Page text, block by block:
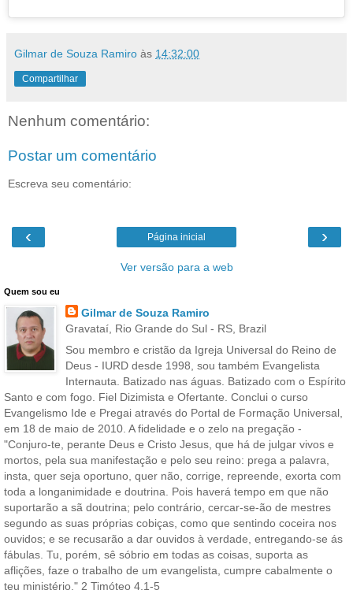
Gilmar de Souza Ramiro às 14:32:00
Compartilhar
Nenhum comentário:
Postar um comentário
Escreva seu comentário:
‹ ›
Página inicial
Ver versão para a web
Quem sou eu
Gilmar de Souza Ramiro
Gravataí, Rio Grande do Sul - RS, Brazil
Sou membro e cristão da Igreja Universal do Reino de
Deus - IURD desde 1998, sou também Evangelista
Internauta. Batizado nas águas. Batizado com o Espírito
Santo e com fogo. Fiel Dizimista e Ofertante. Conclui o curso
Evangelismo Ide e Pregai através do Portal de Formação Universal,
em 18 de maio de 2010. A fidelidade e o zelo na pregação -
"Conjuro-te, perante Deus e Cristo Jesus, que há de julgar vivos e
mortos, pela sua manifestação e pelo seu reino: prega a palavra,
insta, quer seja oportuno, quer não, corrige, repreende, exorta com
toda a longanimidade e doutrina. Pois haverá tempo em que não
suportarão a sã doutrina; pelo contrário, cercar-se-ão de mestres
segundo as suas próprias cobiças, como que sentindo coceira nos
ouvidos; e se recusarão a dar ouvidos à verdade, entregando-se ás
fábulas. Tu, porém, sê sóbrio em todas as coisas, suporta as
aflições, faze o trabalho de um evangelista, cumpre cabalmente o
teu ministério." 2 Timóteo 4.1-5